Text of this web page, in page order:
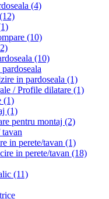
(4)
(12)
(10)
(10)
in pardoseala (1)
/ Profile dilatare (1)
(1)
(1)
pentru montaj (2)
in perete/tavan (1)
in perete/tavan (18)
(11)